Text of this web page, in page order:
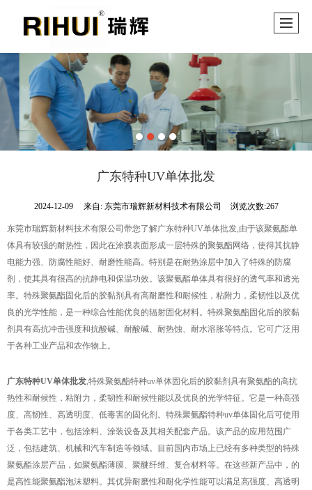
广东特种UV单体批发
2024-12-09 来自: 东莞市瑞辉新材料技术有限公司 浏览次数:267
东莞市瑞辉新材料技术有限公司带您了解广东特种UV单体批发,由于该聚氨酯单
体具有较强的耐热性，因此在涂膜表面形成一层特殊的聚氨酯网络，使得其抗静
电能力强、防腐性能好、耐磨性能高。特别是在耐热涂层中加入了特殊的防腐
剂，使其具有很高的抗静电和保温功效。该聚氨酯单体具有很好的透气率和透光
率。特殊聚氨酯固化后的胶黏剂具有高耐磨性和耐候性，粘附力，柔韧性以及优
良的光学性能，是一种综合性能优良的辐射固化材料。特殊聚氨酯固化后的胶黏
剂具有高抗冲击强度和抗酸碱、耐酸碱、耐热蚀、耐水溶胀等特点。它可广泛用
于各种工业产品和农作物上。
广东特种UV单体批发,特殊聚氨酯特种uv单体固化后的胶黏剂具有聚氨酯的高抗
热性和耐候性，粘附力，柔韧性和耐候性能以及优良的光学特征。它是一种高强
度、高韧性、高透明度、低毒害的固化剂。特殊聚氨酯特种uv单体固化后可使用
于各类工艺中，包括涂料、涂装设备及其相关配套产品。该产品的应用范围广
泛，包括建筑、机械和汽车制造等领域。目前国内市场上已经有多种类型的特殊
聚氨酯涂层产品，如聚氨酯薄膜、聚醚纤维、复合材料等。在这些新产品中，的
是高性能聚氨酯泡沫塑料。其优异耐磨性和耐化学性能可以满足高强度、高透明